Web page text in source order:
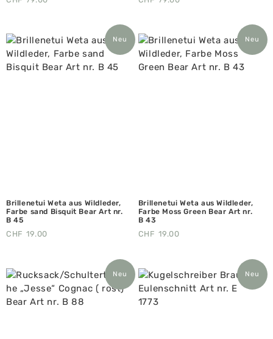
Neu
Brillenetui Weta aus Wildleder,
Farbe sand Bisquit Bear Art nr.
B 45
CHF 19.00
Neu
Brillenetui Weta aus Wildleder,
Farbe Moss Green Bear Art nr.
B 43
CHF 19.00
Neu Neu